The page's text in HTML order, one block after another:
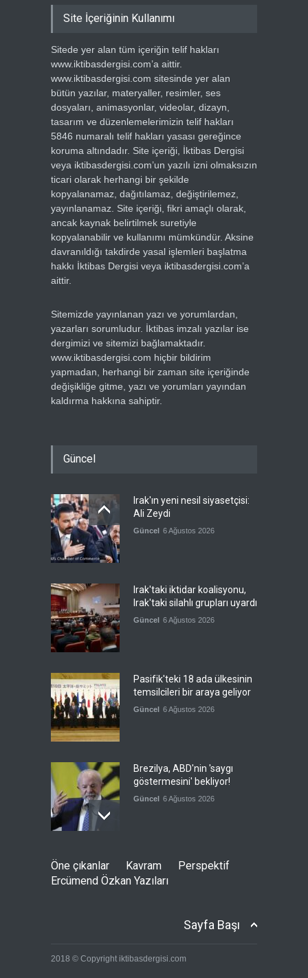
Site İçeriğinin Kullanımı
Sitede yer alan tüm içeriğin telif hakları
www.iktibasdergisi.com’a aittir.
www.iktibasdergisi.com sitesinde yer alan
bütün yazılar, materyaller, resimler, ses
dosyaları, animasyonlar, videolar, dizayn,
tasarım ve düzenlemelerimizin telif hakları
5846 numaralı telif hakları yasası gereğince
koruma altındadır. Site içeriği, İktibas Dergisi
veya iktibasdergisi.com’un yazılı izni olmaksızın
ticari olarak herhangi bir şekilde
kopyalanamaz, dağıtılamaz, değiştirilemez,
yayınlanamaz. Site içeriği, fikri amaçlı olarak,
ancak kaynak belirtilmek suretiyle
kopyalanabilir ve kullanımı mümkündür. Aksine
davranıldığı takdirde yasal işlemleri başlatma
hakkı İktibas Dergisi veya iktibasdergisi.com’a
aittir.
Sitemizde yayınlanan yazı ve yorumlardan,
yazarları sorumludur. İktibas imzalı yazılar ise
dergimizi ve sitemizi bağlamaktadır.
www.iktibasdergisi.com hiçbir bildirim
yapmadan, herhangi bir zaman site içeriğinde
değişikliğe gitme, yazı ve yorumları yayından
kaldırma hakkına sahiptir.
Güncel
Irak'ın yeni nesil siyasetçisi:
Ali Zeydi
Güncel 6 Ağustos 2026
Irak'taki iktidar koalisyonu,
Irak'taki silahlı grupları uyardı
Güncel 6 Ağustos 2026
Pasifik'teki 18 ada ülkesinin
temsilcileri bir araya geliyor
Güncel 6 Ağustos 2026
Brezilya, ABD'nin 'saygı
göstermesini' bekliyor!
Güncel 6 Ağustos 2026
toplantısını Fas'ta yaptı
ve Devlet, Hilafet ve
Öne çıkanlar Kavram
Perspektif
Ercümend Özkan Yazıları
Sayfa Başı
2018 © Copyright iktibasdergisi.com